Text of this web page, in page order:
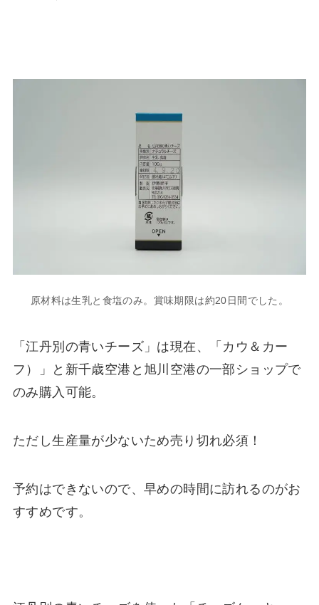
原材料は生乳と食塩のみ。賞味期限は約20日間でした。
「江丹別の青いチーズ」は現在、「カウ＆カー
フ）」と新千歳空港と旭川空港の一部ショップで
のみ購入可能。
ただし生産量が少ないため売り切れ必須！
予約はできないので、早めの時間に訪れるのがお
すすめです。